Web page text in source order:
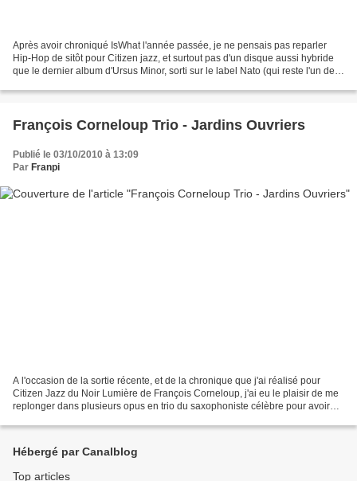
Après avoir chroniqué IsWhat l'année passée, je ne pensais pas reparler
Hip-Hop de sitôt pour Citizen jazz, et surtout pas d'un disque aussi hybride
que le dernier album d'Ursus Minor, sorti sur le label Nato (qui reste l'un des
François Corneloup Trio - Jardins Ouvriers
Publié le 03/10/2010 à 13:09
Par Franpi
A l'occasion de la sortie récente, et de la chronique que j'ai réalisé pour
Citizen Jazz du Noir Lumière de François Corneloup, j'ai eu le plaisir de me
replonger dans plusieurs opus en trio du saxophoniste célèbre pour avoir
Hébergé par Canalblog
Top articles